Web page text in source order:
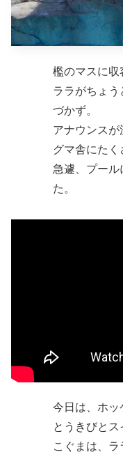
檻のマスに収
ララがちょ
づかず。
アナウンスが
グマ舎にたく
急遽、プール
た。
今日は、ホッ
とうきびとス
こぐまは、